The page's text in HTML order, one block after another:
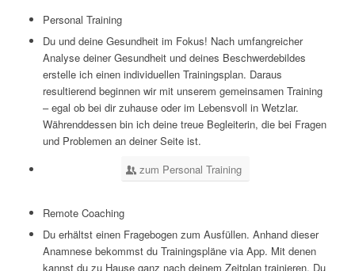
Personal Training
Du und deine Gesundheit im Fokus! Nach umfangreicher
Analyse deiner Gesundheit und deines Beschwerdebildes
erstelle ich einen individuellen Trainingsplan. Daraus
resultierend beginnen wir mit unserem gemeinsamen Training
– egal ob bei dir zuhause oder im Lebensvoll in Wetzlar.
Währenddessen bin ich deine treue Begleiterin, die bei Fragen
und Problemen an deiner Seite ist.
zum Personal Training
Remote Coaching
Du erhältst einen Fragebogen zum Ausfüllen. Anhand dieser
Anamnese bekommst du Trainingspläne via App. Mit denen
kannst du zu Hause ganz nach deinem Zeitplan trainieren. Du